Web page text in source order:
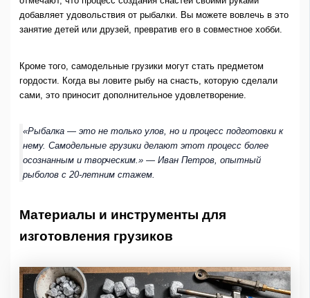
добавляет удовольствия от рыбалки. Вы можете вовлечь в это
занятие детей или друзей, превратив его в совместное хобби.
Кроме того, самодельные грузики могут стать предметом
гордости. Когда вы ловите рыбу на снасть, которую сделали
сами, это приносит дополнительное удовлетворение.
«Рыбалка — это не только улов, но и процесс подготовки к
нему. Самодельные грузики делают этот процесс более
осознанным и творческим.» — Иван Петров, опытный
рыболов с 20-летним стажем.
Материалы и инструменты для
изготовления грузиков